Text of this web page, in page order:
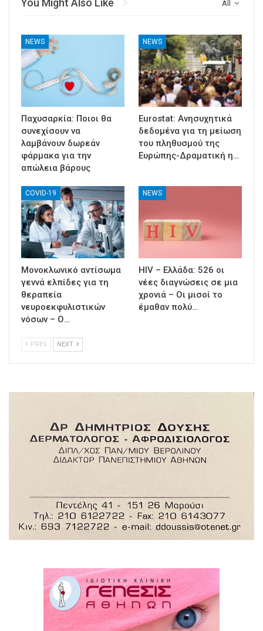
All
You Might Also Like
NEWS
Παχυσαρκία: Ποιοι θα
συνεχίσουν να
λαμβάνουν δωρεάν
φάρμακα για την
απώλεια βάρους
NEWS
Eurostat: Ανησυχητικά
δεδομένα για τη μείωση
του πληθυσμού της
Ευρώπης-Δραματική η…
COVID-19
Μονοκλωνικό αντίσωμα
γεννά ελπίδες για τη
θεραπεία
νευροεκφυλιστικών
νόσων – Ο…
NEWS
HIV – Ελλάδα: 526 οι
νέες διαγνώσεις σε μια
χρονιά – Οι μισοί το
έμαθαν πολύ…
PREV NEXT